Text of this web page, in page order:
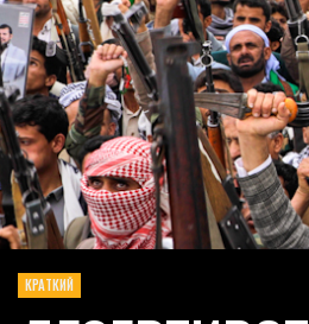
КРАТКИЙ